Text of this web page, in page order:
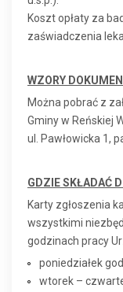
Koszt opłaty za
zaświadczenia
WZORY
Można pobrać z
Gminy w Reńskiej
ul. Pawłowicka 1,
GDZIE SKŁADAĆ
Karty zgłoszenia
wszystkimi
godzinach pracy
poniedziałek
wtorek –